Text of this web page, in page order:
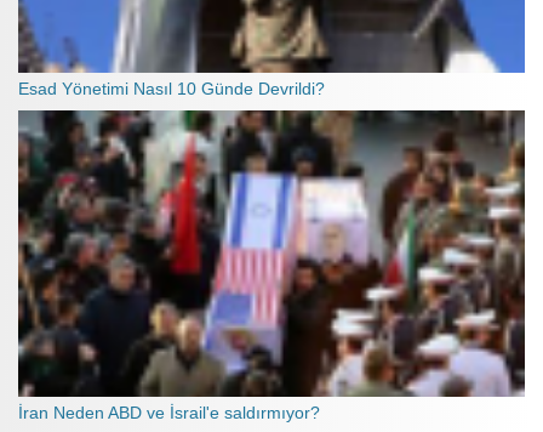
Esad Yönetimi Nasıl 10 Günde Devrildi?
İran Neden ABD ve İsrail'e saldırmıyor?